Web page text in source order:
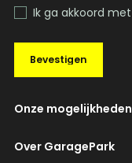
Ik ga akkoord
Bevestigen
Onze mogelijkheden
Over GaragePark